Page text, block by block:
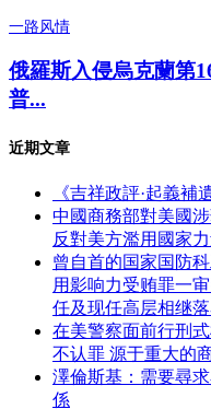
一路风情
俄羅斯入侵烏克蘭第
普...
近期文章
《吉祥政評·起義補
中國商務部對美國
反對美方濫用國家
曾自首的国家国防
用影响力受贿罪一
任及现任高层相继
在美警察面前行刑
不认罪 源于重大的
澤倫斯基：需要尋
係